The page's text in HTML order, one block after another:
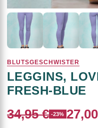
BLUTSGESCHWISTER
LEGGINS,
FRESH-BLUE
34,95 € -23%